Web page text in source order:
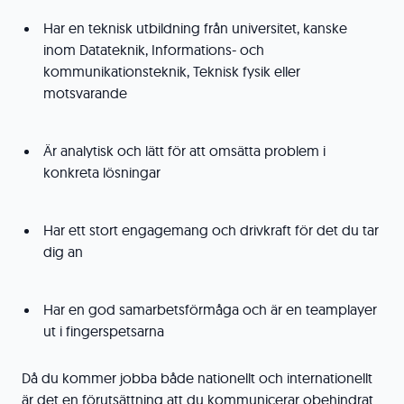
Har en teknisk utbildning från universitet, kanske
inom Datateknik, Informations- och
kommunikationsteknik, Teknisk fysik eller
motsvarande
Är analytisk och lätt för att omsätta problem i
konkreta lösningar
Har ett stort engagemang och drivkraft för det du tar
dig an
Har en god samarbetsförmåga och är en teamplayer
ut i fingerspetsarna
Då du kommer jobba både nationellt och internationellt
är det en förutsättning att du kommunicerar obehindrat